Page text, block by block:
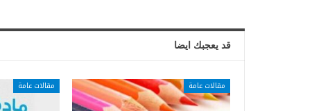
قد يعجبك ايضا
مقالات عامة مقالات عامة